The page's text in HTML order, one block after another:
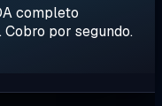
completo
por segundo.